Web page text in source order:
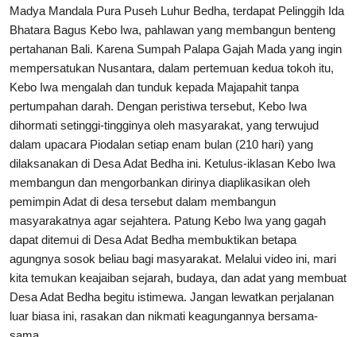
Alam Bali
Kisah
Usadha
Indonesia
Madya Mandala Pura Puseh Luhur Bedha, terdapat Pelinggih Ida
Bhatara Bagus Kebo Iwa, pahlawan yang membangun benteng
pertahanan Bali. Karena Sumpah Palapa Gajah Mada yang ingin
mempersatukan Nusantara, dalam pertemuan kedua tokoh itu,
Kebo Iwa mengalah dan tunduk kepada Majapahit tanpa
pertumpahan darah. Dengan peristiwa tersebut, Kebo Iwa
dihormati setinggi-tingginya oleh masyarakat, yang terwujud
dalam upacara Piodalan setiap enam bulan (210 hari) yang
dilaksanakan di Desa Adat Bedha ini. Ketulus-iklasan Kebo Iwa
membangun dan mengorbankan dirinya diaplikasikan oleh
pemimpin Adat di desa tersebut dalam membangun
masyarakatnya agar sejahtera. Patung Kebo Iwa yang gagah
dapat ditemui di Desa Adat Bedha membuktikan betapa
agungnya sosok beliau bagi masyarakat. Melalui video ini, mari
kita temukan keajaiban sejarah, budaya, dan adat yang membuat
Desa Adat Bedha begitu istimewa. Jangan lewatkan perjalanan
luar biasa ini, rasakan dan nikmati keagungannya bersama-